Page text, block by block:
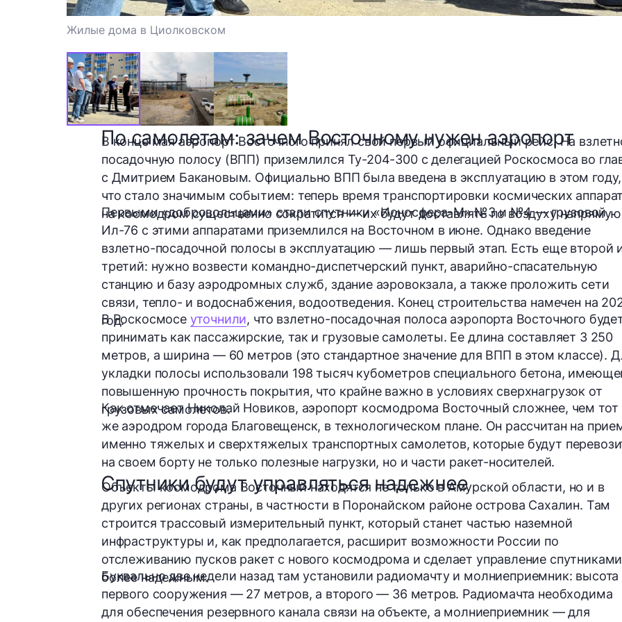
Жилые дома в Циолковском
По самолетам: зачем Восточному нужен аэропорт
В конце мая аэропорт Восточного принял свой первый официальный рейс. На
посадочную полосу (ВПП) приземлился Ту-204-300 с делегацией Роскосмоса во
с Дмитрием Бакановым. Официально ВПП была введена в эксплуатацию в этом году,
что стало значимым событием: теперь время транспортировки космических
на космодром существенно сократится — их будут доставлять по воздуху
Первыми «добровольцами» стали спутники «Ионосфера-М» №3 и №4 — грузовой
Ил-76 с этими аппаратами приземлился на Восточном в июне. Однако введение
взлетно-посадочной полосы в эксплуатацию — лишь первый этап. Есть еще второй
третий: нужно возвести командно-диспетчерский пункт, аварийно-спасательную
станцию и базу аэродромных служб, здание аэровокзала, а также проложить сети
связи, тепло- и водоснабжения, водоотведения. Конец строительства намечен на
год.
В Роскосмосе уточнили, что взлетно-посадочная полоса аэропорта Восточного
принимать как пассажирские, так и грузовые самолеты. Ее длина составляет 3 250
метров, а ширина — 60 метров (это стандартное значение для ВПП в этом классе).
укладки полосы использовали 198 тысяч кубометров специального бетона,
повышенную прочность покрытия, что крайне важно в условиях сверхнагрузок от
грузовых самолетов.
Как отмечает Николай Новиков, аэропорт космодрома Восточный сложнее, чем тот
же аэродром города Благовещенск, в технологическом плане. Он рассчитан на
именно тяжелых и сверхтяжелых транспортных самолетов, которые будут
на своем борту не только полезные нагрузки, но и части ракет-носителей.
Спутники будут управляться надежнее
Объекты космодрома Восточный находятся не только в Амурской области, но и в
других регионах страны, в частности в Поронайском районе острова Сахалин. Там
строится трассовый измерительный пункт, который станет частью наземной
инфраструктуры и, как предполагается, расширит возможности России по
отслеживанию пусков ракет с нового космодрома и сделает управление спутниками
более надежным.
Буквально две недели назад там установили радиомачтуи молниеприемник: высота
первого сооружения — 27 метров, а второго — 36 метров. Радиомачта необходима
для обеспечения резервного канала связи на объекте, а молниеприемник — для